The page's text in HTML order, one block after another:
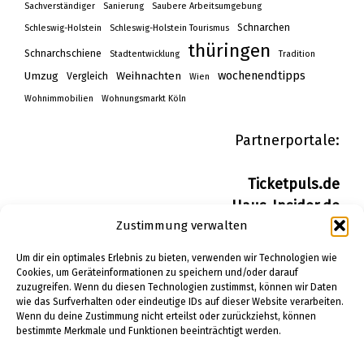
Zustimmung verwalten
Um dir ein optimales Erlebnis zu bieten, verwenden wir Technologien wie
Cookies, um Geräteinformationen zu speichern und/oder darauf
zuzugreifen. Wenn du diesen Technologien zustimmst, können wir Daten
wie das Surfverhalten oder eindeutige IDs auf dieser Website verarbeiten.
Wenn du deine Zustimmung nicht erteilst oder zurückziehst, können
bestimmte Merkmale und Funktionen beeinträchtigt werden.
Sachverständiger Sanierung Saubere Arbeitsumgebung
Schleswig-Holstein Schleswig-Holstein Tourismus Schnarchen
Schnarchschiene Stadtentwicklung thüringen Tradition
Umzug Vergleich Weihnachten Wien wochenendtipps
Wohnimmobilien Wohnungsmarkt Köln
Partnerportale:
Ticketpuls.de
Haus-Insider.de
Wohn-Insider.de
Bau-Insider.de
IMPRESSUM
DATENSCHUTZERKLÄRUNG
PINTEREST